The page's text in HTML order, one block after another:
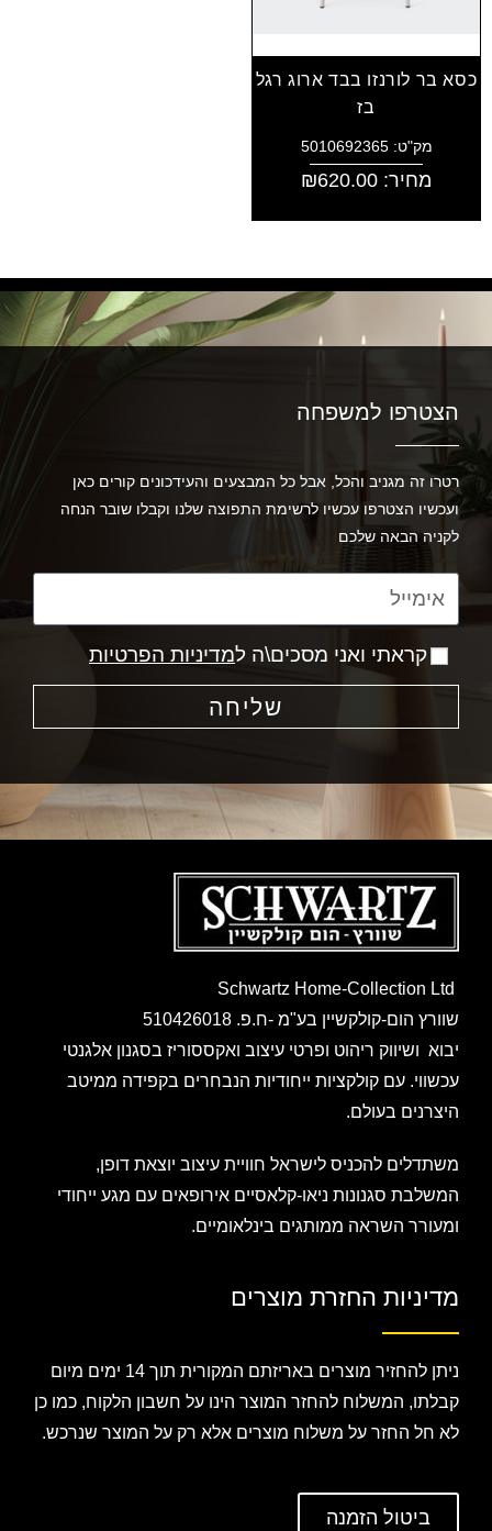
כסא בר לורנזו בבד ארוג רגל
בז
מק"ט: 5010692365
מחיר: ₪620.00
הצטרפו למשפחה
רטרו זה מגניב והכל, אבל כל המבצעים והעידכונים קורים כאן
ועכשיו הצטרפו עכשיו לרשימת התפוצה שלנו וקבלו שובר הנחה
לקניה הבאה שלכם
קראתי ואני מסכים\ה למדיניות הפרטיות
שליחה
שוורץ הום-קולקשיין בע"מ -ח.פ. 510426018
יבוא ושיווק ריהוט ופרטי עיצוב ואקססוריז בסגנון אלגנטי
עכשווי. עם קולקציות ייחודיות הנבחרים בקפידה ממיטב
היצרנים בעולם.
משתדלים להכניס לישראל חוויית עיצוב יוצאת דופן,
המשלבת סגנונות ניאו-קלאסיים אירופאים עם מגע ייחודי
ומעורר השראה ממותגים בינלאומיים.
מדיניות החזרת מוצרים
ניתן להחזיר מוצרים באריזתם המקורית תוך 14 ימים מיום
קבלתו, המשלוח להחזר המוצר הינו על חשבון הלקוח, כמו כן
לא חל החזר על משלוח מוצרים אלא רק על המוצר שנרכש.
ביטול הזמנה